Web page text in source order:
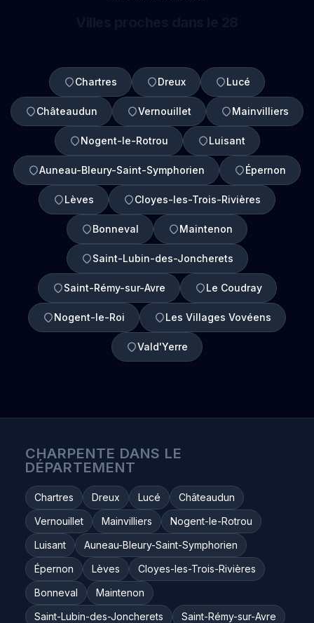
Chartres Dreux Lucé
Châteaudun Vernouillet Mainvilliers
Nogent-le-Rotrou Luisant
Auneau-Bleury-Saint-Symphorien Épernon
Lèves Cloyes-les-Trois-Rivières
Bonneval Maintenon
Saint-Lubin-des-Joncherets
Saint-Rémy-sur-Avre Le Coudray
Nogent-le-Roi Les Villages Vovéens
Vald'Yerre
CHARPENTE DANS LE
DÉPARTEMENT
Chartres Dreux Lucé
Châteaudun
Vernouillet
Mainvilliers
Nogent-le-Rotrou
Luisant
Auneau-Bleury-Saint-Symphorien
Épernon
Lèves
Cloyes-les-Trois-Rivières
Bonneval
Maintenon
Saint-Lubin-des-Joncherets
Saint-Rémy-sur-Avre